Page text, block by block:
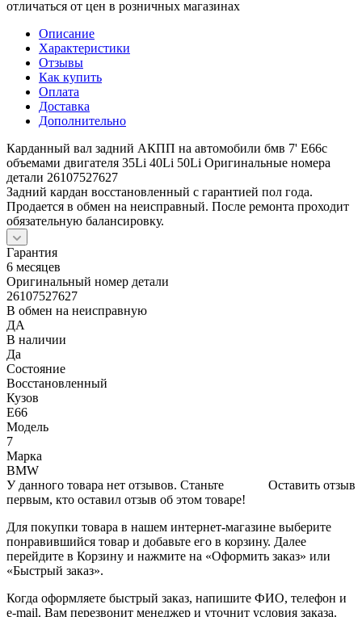
отличаться от цен в розничных магазинах
Описание
Характеристики
Отзывы
Как купить
Оплата
Доставка
Дополнительно
Карданный вал задний АКПП на автомобили бмв 7' E66с
объемами двигателя 35Li 40Li 50Li Оригинальные номера
детали 26107527627
Задний кардан восстановленный с гарантией пол года.
Продается в обмен на неисправный. После ремонта проходит
обязательную балансировку.
Гарантия
6 месяцев
Оригинальный номер детали
26107527627
В обмен на неисправную
ДА
В наличии
Да
Состояние
Восстановленный
Кузов
E66
Модель
7
Марка
BMW
Оставить отзыв
У данного товара нет отзывов. Станьте
первым, кто оставил отзыв об этом товаре!
Для покупки товара в нашем интернет-магазине выберите
понравившийся товар и добавьте его в корзину. Далее
перейдите в Корзину и нажмите на «Оформить заказ» или
«Быстрый заказ».
Когда оформляете быстрый заказ, напишите ФИО, телефон и
e-mail. Вам перезвонит менеджер и уточнит условия заказа.